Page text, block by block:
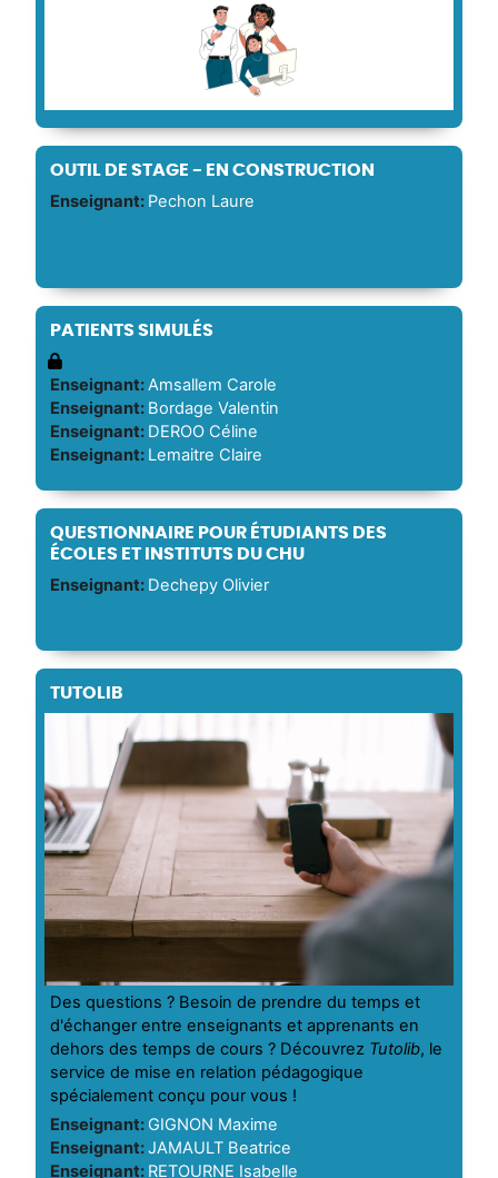
OUTIL DE STAGE - EN CONSTRUCTION
Enseignant: Pechon Laure
PATIENTS SIMULÉS
Enseignant:Amsallem Carole
Enseignant: Bordage Valentin
Enseignant: DEROO Céline
Enseignant: Lemaitre Claire
QUESTIONNAIRE POUR ÉTUDIANTS DES
ÉCOLES ET INSTITUTS DU CHU
Enseignant: Dechepy Olivier
TUTOLIB
Des questions ? Besoin de prendre du temps et
d'échanger entre enseignants et apprenants en
dehors des temps de cours ? Découvrez Tutolib, le
service de mise en relation pédagogique
spécialement conçu pour vous !
Enseignant: GIGNON Maxime
Enseignant:JAMAULT Beatrice
Enseignant: RETOURNE Isabelle